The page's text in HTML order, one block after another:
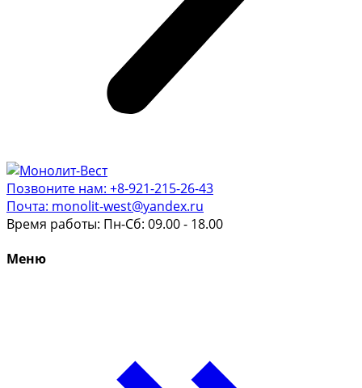
Позвоните нам: +8-921-215-26-43
Почта: monolit-west@yandex.ru
Время работы: Пн-Сб: 09.00 - 18.00
Меню